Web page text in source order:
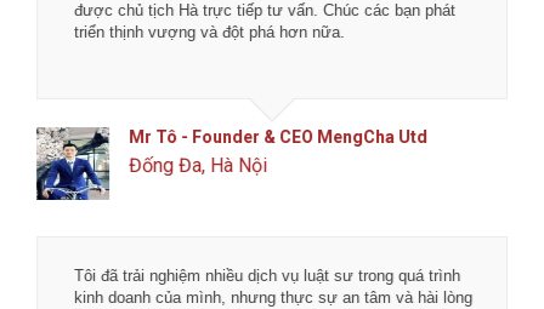
được chủ tịch Hà trực tiếp tư vấn. Chúc các bạn phát
triển thịnh vượng và đột phá hơn nữa.
Mr Tô - Founder & CEO MengCha Utd
Đống Đa, Hà Nội
Tôi đã trải nghiệm nhiều dịch vụ luật sư trong quá trình
kinh doanh của mình, nhưng thực sự an tâm và hài lòng